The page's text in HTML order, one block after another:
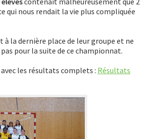
qui nous rendait la vie plus compliquée
la dernière place de leur groupe et ne
pour la suite de ce championnat.
les résultats complets : Résultats